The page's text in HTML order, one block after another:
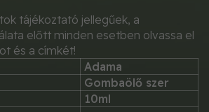
tájékoztató jellegűek, a
előtt minden esetben olvassa el
és a címkét!
Adama
Gombaölő szer
10ml